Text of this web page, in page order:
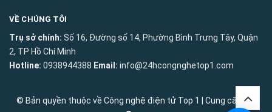
VỀ CHÚNG TÔI
Trụ sở chính: Số 16, Đường số 14, Phường Bình Trưng Tây, Quận
2, TP Hồ Chí Minh
Hotline: 0938944388 Email: info@24hcongnghetop1.com
© Bản quyền thuộc về Công nghệ điện tử Top 1
Cung cấp bởi